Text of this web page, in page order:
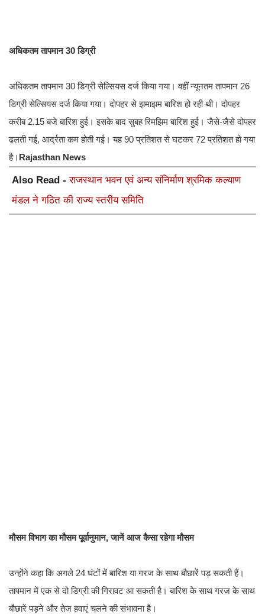
अधिकतम तापमान 30 डिग्री
अधिकतम तापमान 30 डिग्री सेल्सियस दर्ज किया गया। वहीं न्यूनतम तापमान 26
डिग्री सेल्सियस दर्ज किया गया। दोपहर से झमाझम बारिश हो रही थी। दोपहर
करीब 2.15 बजे बारिश हुई। इसके बाद सुबह रिमझिम बारिश हुई। जैसे-जैसे दोपहर
ढलती गई, आर्द्रता कम होती गई। यह 90 प्रतिशत से घटकर 72 प्रतिशत हो गया
है। Rajasthan News
Also Read -राजस्थान भवन एवं अन्य संनिर्माण श्रमिक कल्याण
मंडल ने गठित की राज्य स्तरीय समिति
मौसम विभाग का मौसम पूर्वानुमान, जानें आज कैसा रहेगा मौसम
उन्होंने कहा कि अगले 24 घंटों में बारिश या गरज के साथ बौछारें पड़ सकती हैं।
तापमान में एक से दो डिग्री की गिरावट आ सकती है। बारिश के साथ गरज के साथ
बौछारें पड़ने और तेज हवाएं चलने की संभावना है।